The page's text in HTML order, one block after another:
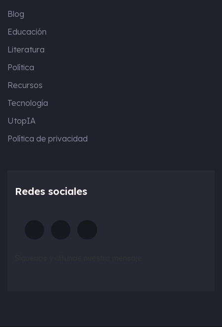
Blog
Educación
Literatura
Política
Recursos
Tecnología
UtopIA
Política de privacidad
Redes sociales